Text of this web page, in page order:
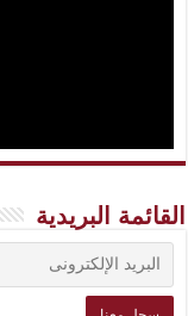
القائمة البريدية